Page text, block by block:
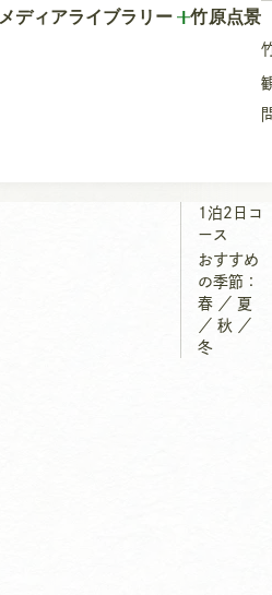
メディアライブラリー 竹原点景
1泊2日コ
ース
おすすめ
の季節：
春 ／ 夏
／ 秋 ／
冬